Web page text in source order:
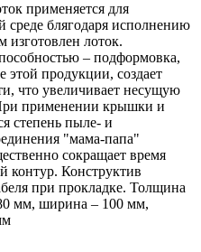
применяется для
среде блягодаря исполнению
изготовлен лоток.
– подформовка,
этой продукции, создает
что увеличивает несущую
применении крышки и
степень пыле- и
"мама-папа"
сокращает время
контур. Конструктив
при прокладке. Толщина
мм, ширина – 100 мм,